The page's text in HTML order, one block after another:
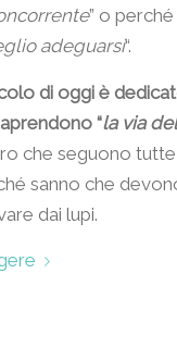
” o perché
adeguarsi“.
di oggi è
“la via
che seguono
sanno che
dai lupi.